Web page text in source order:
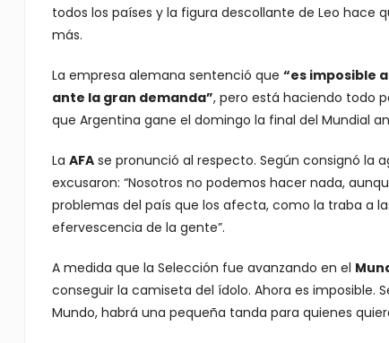
todos los países y la figura descollante de Leo hace
más.
La empresa alemana sentenció que “es imposible
ante la gran demanda”, pero está haciendo todo
que Argentina gane el domingo la final del Mundial
La AFAse pronunció al respecto. Según consignó la
excusaron: “Nosotros no podemos hacer nada,
problemas del país que los afecta, como la traba a
efervescencia de la gente”.
A medida que la Selección fue avanzando en el
conseguir la camiseta del ídolo. Ahora es imposible.
Mundo, habrá una pequeña tanda para quienes